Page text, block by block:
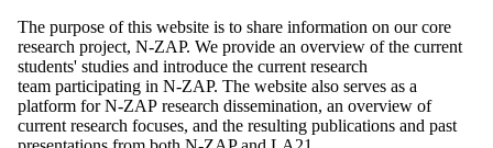
The purpose of this website is to share information on our core
research project, N-ZAP. We provide an overview of the current
students' studies and introduce the current research
team participating in N-ZAP. The website also serves as a
platform for N-ZAP research dissemination, an overview of
current research focuses, and the resulting publications and past